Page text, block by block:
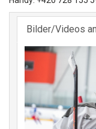
Bilder/Videos